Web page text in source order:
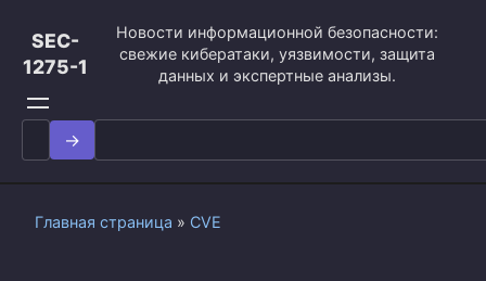
контенту
SEC-
1275-1
Новости информационной безопасности:
свежие кибератаки, уязвимости, защита
данных и экспертные анализы.
Search
for:
Главная страница » CVE